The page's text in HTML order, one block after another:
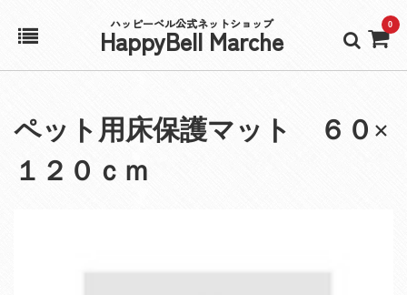
ハッピーベル公式ネットショップ
HappyBell Marche 0
アカウント
カート
ペット用床保護マット ６０×
１２０ｃｍ